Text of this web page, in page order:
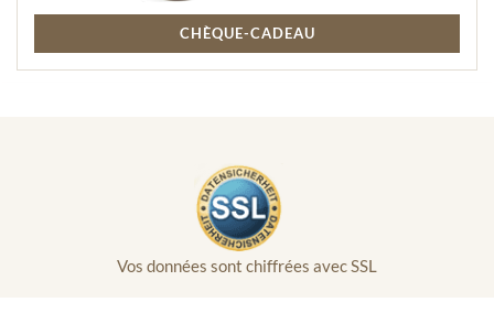
CHÈQUE-CADEAU
Vos données sont chiffrées avec SSL